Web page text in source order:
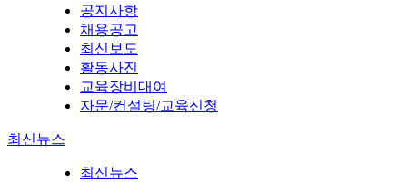
공지사항
채용공고
최신보도
활동사진
교육장비대여
자문/컨설팅/교육신청
최신뉴스
최신뉴스